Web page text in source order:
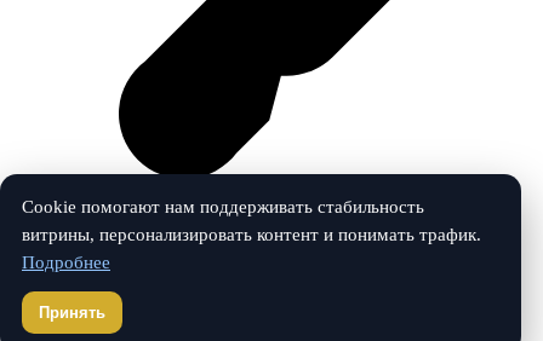
Vk
Cookie помогают нам поддерживать стабильность
витрины, персонализировать контент и понимать трафик.
Подробнее
Принять